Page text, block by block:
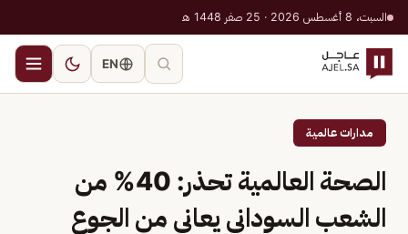
السبت، 8 أغسطس 2026 · 25 صفر 1448 هـ
EN
مدارات عالمية
الصحة العالمية تحذر: 40% من
الشعب السوداني يعاني من الجوع